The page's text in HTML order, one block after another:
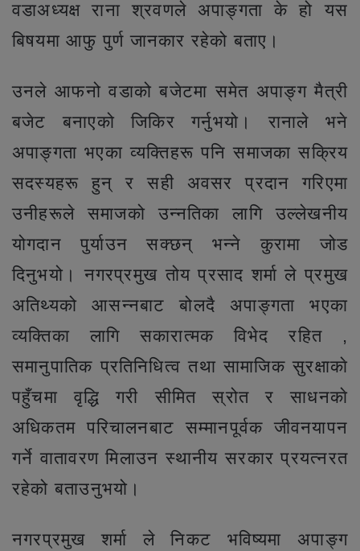
वडाअध्यक्ष राना श्रवणले अपाङ्गता के हो यस
बिषयमा आफु पुर्ण जानकार रहेको बताए।
उनले आफनो वडाको बजेटमा समेत अपाङ्ग मैत्री
बजेट बनाएको जिकिर गर्नुभयो। रानाले भने
अपाङ्गता भएका व्यक्तिहरू पनि समाजका सक्रिय
सदस्यहरू हुन् र सही अवसर प्रदान गरिएमा
उनीहरूले समाजको उन्नतिका लागि उल्लेखनीय
योगदान पुर्याउन सक्छन् भन्ने कुरामा जोड
दिनुभयो। नगरप्रमुख तोय प्रसाद शर्मा ले प्रमुख
अतिथ्यको आसन्नबाट बोलदै अपाङ्गता भएका
व्यक्तिका लागि सकारात्मक विभेद रहित ,
समानुपातिक प्रतिनिधित्व तथा सामाजिक सुरक्षाकाे
पहुँचमा वृद्धि गरी सीमित स्रोत र साधनकाे
अधिकतम परिचालनबाट सम्मानपूर्वक जीवनयापन
गर्ने वातावरण मिलाउन स्थानीय सरकार प्रयत्नरत
रहेको बताउनुभयो।
नगरप्रमुख शर्मा ले निकट भविष्यमा अपाङ्ग